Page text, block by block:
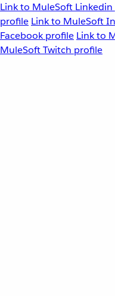
Link to MuleSoft
profile Link to MuleSoft
Facebook profile Link to
MuleSoft Twitch profile